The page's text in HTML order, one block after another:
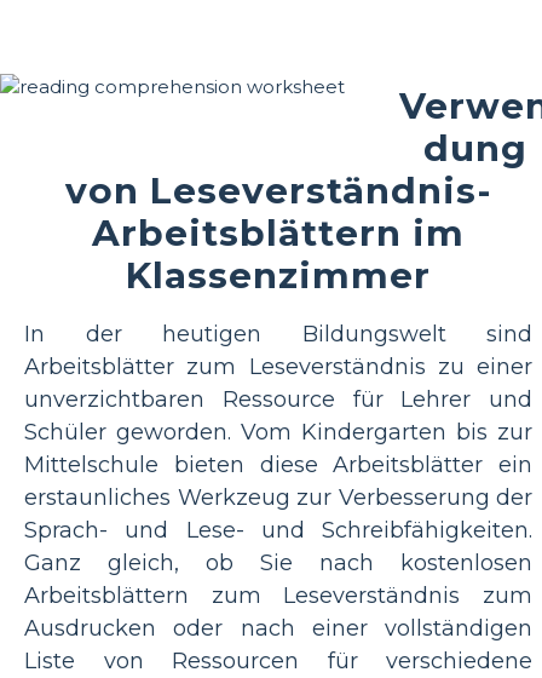
dung
von Leseverständnis-
Arbeitsblättern im
Klassenzimmer
In der heutigen Bildungswelt sind
Arbeitsblätter zum Leseverständnis zu einer
unverzichtbaren Ressource für Lehrer und
Schüler geworden. Vom Kindergarten bis zur
Mittelschule bieten diese Arbeitsblätter ein
erstaunliches Werkzeug zur Verbesserung der
Sprach- und Lese- und Schreibfähigkeiten.
Ganz gleich, ob Sie nach kostenlosen
Arbeitsblättern zum Leseverständnis zum
Ausdrucken oder nach einer vollständigen
Liste von Ressourcen für verschiedene